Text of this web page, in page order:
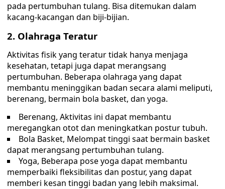
pada pertumbuhan tulang. Bisa ditemukan dalam
kacang-kacangan dan biji-bijian.
2. Olahraga Teratur
Aktivitas fisik yang teratur tidak hanya menjaga
kesehatan, tetapi juga dapat merangsang
pertumbuhan. Beberapa olahraga yang dapat
membantu meninggikan badan secara alami meliputi,
berenang, bermain bola basket, dan yoga.
Berenang, Aktivitas ini dapat membantu
meregangkan otot dan meningkatkan postur tubuh.
Bola Basket, Melompat tinggi saat bermain basket
dapat merangsang pertumbuhan tulang.
Yoga, Beberapa pose yoga dapat membantu
memperbaiki fleksibilitas dan postur, yang dapat
memberi kesan tinggi badan yang lebih maksimal.